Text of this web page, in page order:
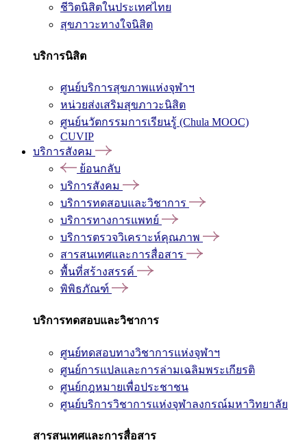
ชีวิตนิสิตในประเทศไทย
สุขภาวะทางใจนิสิต
บริการนิสิต
ศูนย์บริการสุขภาพแห่งจุฬาฯ
หน่วยส่งเสริมสุขภาวะนิสิต
ศูนย์นวัตกรรมการเรียนรู้ (Chula MOOC)
CUVIP
บริการสังคม
ย้อนกลับ
บริการสังคม
บริการทดสอบและวิชาการ
บริการทางการแพทย์
บริการตรวจวิเคราะห์คุณภาพ
สารสนเทศและการสื่อสาร
พื้นที่สร้างสรรค์
พิพิธภัณฑ์
บริการทดสอบและวิชาการ
ศูนย์ทดสอบทางวิชาการแห่งจุฬาฯ
ศูนย์การแปลและการล่ามเฉลิมพระเกียรติ
ศูนย์กฎหมายเพื่อประชาชน
ศูนย์บริการวิชาการแห่งจุฬาลงกรณ์มหาวิทยาลัย
สารสนเทศและการสื่อสาร